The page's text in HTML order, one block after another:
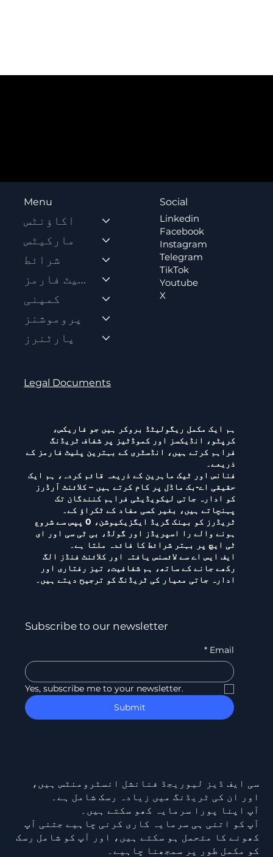
Menu
اکاؤنٹس
مارکیٹس
شرائط
پلیٹ فارمز
کمپنی
پروموشنز
پارٹنرز
Legal Documents
Social
Linkedin
Facebook
Instagram
Telegram
TikTok
Youtube
X
ہم ایک مکمل ریگولیٹڈ بروکر ہیں جو فاریکس،
کرپٹو، انڈیکسز اور کموڈٹیز پر شفاف ٹریڈنگ
فراہم کرتے ہیں، انڈسٹری کے بہترین پلیٹ فارمز کے
ذریعے۔
فنانس اور ٹیک ماہرین کے ذریعہ قائم کردہ، ہم ایک
حقیقی اے-بک ماڈل پر کام کرتے ہیں – کلائنٹ آرڈرز
کو ادارہ جاتی لیکویڈیٹی فراہم کنندگان تک
پہنچاتے ہیں، بغیر کسی مفاد کے ٹکراؤ کے۔
ٹریڈرز کو بینک گریڈ ایگزیکیوشن، 0 پپس سے شروع
ہونے والے را اسپریڈز اور گولڈ، بی ٹی سی اور ای
ٹی ایچ پر بہتر شرائط کا فائدہ ملتا ہے۔
ایف ایس اے سے لائسنس یافتہ اور کلائنٹ فنڈز الگ
رکھے جانے کے ساتھ، ہم شفافیت، تیز رفتاری اور
ادارہ جاتی معیار کی ٹریڈنگ کو ترجیح دیتے ہیں۔
Subscribe to our newsletter
Email
*
Yes, subscribe me to your newsletter.
Submit
سی ایف ڈیز لیوریجڈ فنانشل انسٹرومنٹس ہیں،
اور ان کی ٹریڈنگ میں زیادہ رسک شامل ہے۔
آپ اپنا پورا سرمایہ کھو سکتے ہیں۔
آپ کو اتنی ہی سرمایہ کاری کرنی چاہیے جتنی آپ
کھونے کا متحمل ہو سکتے ہیں، اور آپ کو شامل رسک
کو مکمل طور پر سمجھنا چاہیے۔